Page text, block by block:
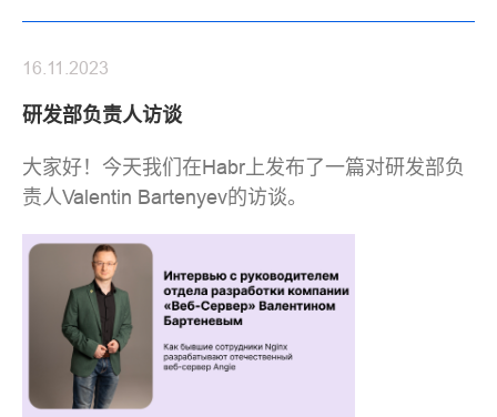
研发部负责人访谈
16.11.2023
大家好！今天我们在Habr上发布了一篇对研发部负
责人Valentin Bartenyev的访谈。